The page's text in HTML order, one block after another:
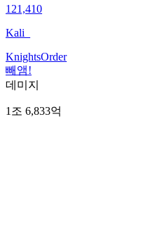
121,410
Kali_
KnightsOrder
빼앰!
데미지
1조 6,833억